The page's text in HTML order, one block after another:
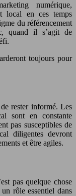
numérique,
local en ces temps
du référencement
quand il s’agit de
toujours pour
rester informé. Les
sont en constante
pas susceptibles de
diligentes devront
et être agiles.
pas quelque chose
rôle essentiel dans